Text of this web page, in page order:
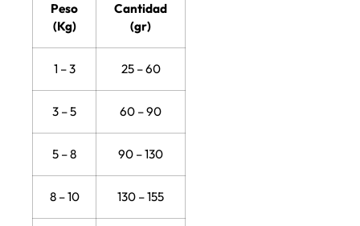
Peso
(Kg)
Cantidad
(gr)
1 – 3 25 – 60
3 – 5 60 – 90
5 – 8 90 – 130
8 – 10 130 – 155